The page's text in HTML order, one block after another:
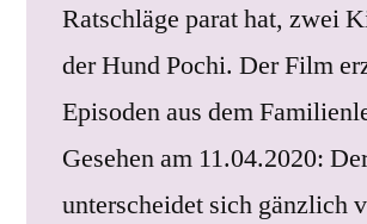
Ratschläge parat hat, zwei
der Hund Pochi. Der Film
Episoden aus dem
Gesehen am 11.04.2020:
unterscheidet sich gänzlich